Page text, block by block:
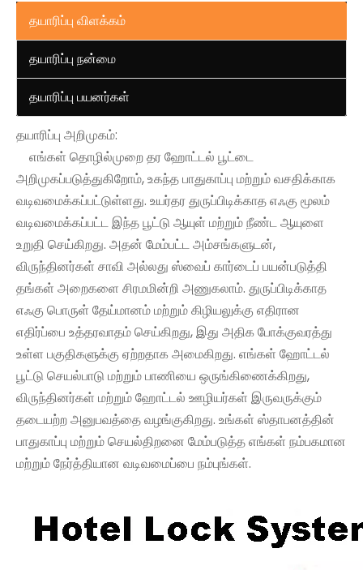
தயாரிப்பு விளக்கம்
தயாரிப்பு நன்மை
தயாரிப்பு பயனர்கள்
தயாரிப்பு அறிமுகம்:
எங்கள் தொழில்முறை தர ஹோட்டல் பூட்டை
அறிமுகப்படுத்துகிறோம், உகந்த பாதுகாப்பு மற்றும் வசதிக்காக
வடிவமைக்கப்பட்டுள்ளது. உயர்தர துருப்பிடிக்காத எஃகு மூலம்
வடிவமைக்கப்பட்ட இந்த பூட்டு ஆயுள் மற்றும் நீண்ட ஆயுளை
உறுதி செய்கிறது. அதன் மேம்பட்ட அம்சங்களுடன்,
விருந்தினர்கள் சாவி அல்லது ஸ்வைப் கார்டைப் பயன்படுத்தி
தங்கள் அறைகளை சிரமமின்றி அணுகலாம். துருப்பிடிக்காத
எஃகு பொருள் தேய்மானம் மற்றும் கிழியலுக்கு எதிரான
எதிர்ப்பை உத்தரவாதம் செய்கிறது, இது அதிக போக்குவரத்து
உள்ள பகுதிகளுக்கு ஏற்றதாக அமைகிறது. எங்கள் ஹோட்டல்
பூட்டு செயல்பாடு மற்றும் பாணியை ஒருங்கிணைக்கிறது,
விருந்தினர்கள் மற்றும் ஹோட்டல் ஊழியர்கள் இருவருக்கும்
தடையற்ற அனுபவத்தை வழங்குகிறது. உங்கள் ஸ்தாபனத்தின்
பாதுகாப்பு மற்றும் செயல்திறனை மேம்படுத்த எங்கள் நம்பகமான
மற்றும் நேர்த்தியான வடிவமைப்பை நம்புங்கள்.